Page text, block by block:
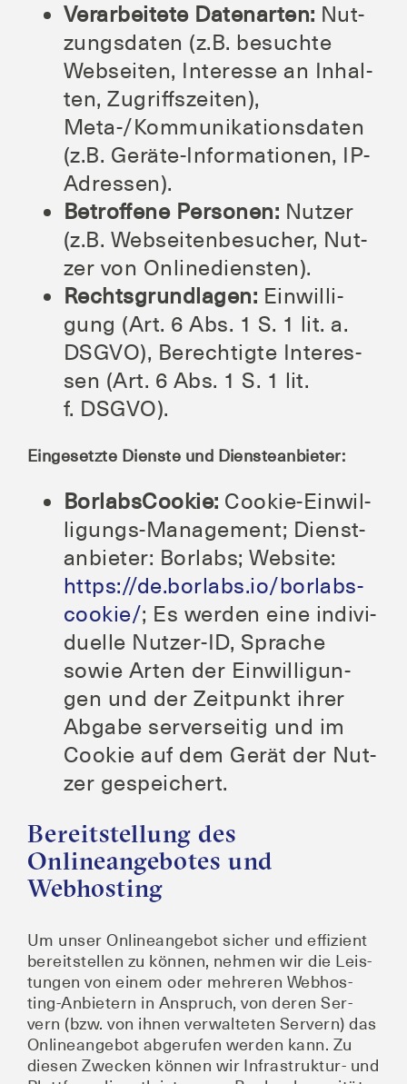
Ver­ar­bei­te­te Daten­ar­ten: Nut­
zungs­da­ten (z.B. besuch­te
Web­sei­ten, Inter­es­se an Inhal­
ten, Zugriffs­zei­ten),
Meta-/Kom­mu­ni­ka­ti­ons­da­ten
(z.B. Gerä­te-Infor­ma­tio­nen, IP-
Adressen).
Betrof­fe­ne Per­so­nen: Nut­zer
(z.B. Web­sei­ten­be­su­cher, Nut­
zer von Onlinediensten).
Rechts­grund­la­gen: Ein­wil­li­
gung (Art. 6 Abs. 1 S. 1 lit. a.
DSGVO), Berech­tig­te Inter­es­
sen (Art. 6 Abs. 1 S. 1 lit.
f. DSGVO).
Ein­ge­setz­te Diens­te und Diensteanbieter:
Borlab­s­Coo­kie: Coo­kie-Ein­wil­
li­gungs-Manage­ment; Dienst­
an­bie­ter: Borlabs; Web­site:
https://de.borlabs.io/borlabs-
cookie/; Es wer­den eine indi­vi­
du­el­le Nut­zer-ID, Spra­che
sowie Arten der Ein­wil­li­gun­
gen und der Zeit­punkt ihrer
Abga­be ser­ver­sei­tig und im
Coo­kie auf dem Gerät der Nut­
zer gespeichert.
Bereitstellung des
Onlineangebotes und
Webhosting
Um unser Online­an­ge­bot sicher und effi­zi­ent
bereit­stel­len zu kön­nen, neh­men wir die Leis­
tun­gen von einem oder meh­re­ren Web­hos­
ting-Anbie­tern in Anspruch, von deren Ser­
vern (bzw. von ihnen ver­wal­te­ten Ser­vern) das
Online­an­ge­bot abge­ru­fen wer­den kann. Zu
die­sen Zwe­cken kön­nen wir Infra­struk­tur- und